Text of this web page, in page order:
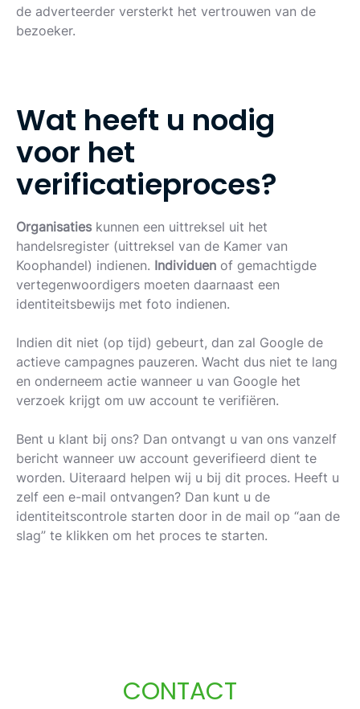
de adverteerder versterkt het vertrouwen van de
bezoeker.
Wat heeft u nodig
voor het
verificatieproces?
Organisatieskunnen een uittreksel uit het
handelsregister (uittreksel van de Kamer van
Koophandel) indienen. Individuen of gemachtigde
vertegenwoordigers moeten daarnaast een
identiteitsbewijs met foto indienen.
Indien dit niet (op tijd) gebeurt, dan zal Google de
actieve campagnes pauzeren. Wacht dus niet te lang
en onderneem actie wanneer u van Google het
verzoek krijgt om uw account te verifiëren.
Bent u klant bij ons? Dan ontvangt u van ons vanzelf
bericht wanneer uw account geverifieerd dient te
worden. Uiteraard helpen wij u bij dit proces. Heeft u
zelf een e-mail ontvangen? Dan kunt u de
identiteitscontrole starten door in de mail op “aan de
slag” te klikken om het proces te starten.
CONTACT